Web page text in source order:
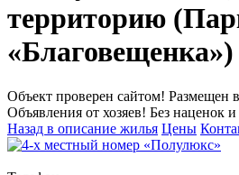
территорию
«Благовещенка»)
Объект проверен сайтом! Размещен
Объявления от хозяев! Без наценок
Назад в описание жилья Цены